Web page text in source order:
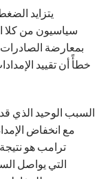
يتزايد
سياسيون من كلا
بمعارضة الصادرات
خطأً أن تقييد
السبب الوحيد الذي
مع انخفاض
ترامب هو